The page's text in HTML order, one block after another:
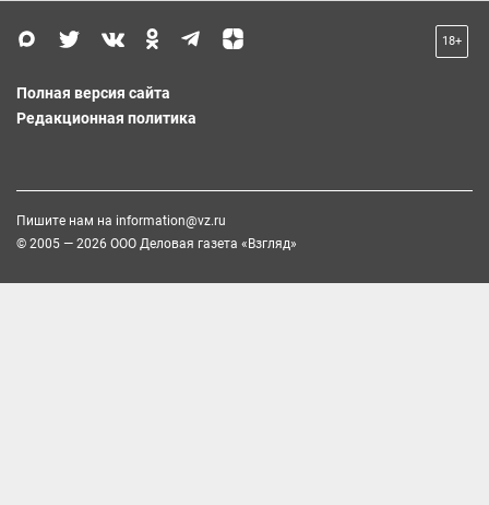
18+
Полная версия сайта
Редакционная политика
Пишите нам на information@vz.ru
© 2005 — 2026 ООО Деловая газета «Взгляд»